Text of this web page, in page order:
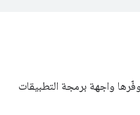
واجهة برمجة التطبيقات